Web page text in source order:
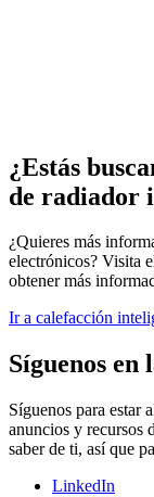
¿Estás
de radiador
¿Quieres más
electrónicos? Visita
obtener más
Ir a calefacción
Síguenos en
Síguenos para estar
anuncios y recursos
saber de ti, así que
LinkedIn